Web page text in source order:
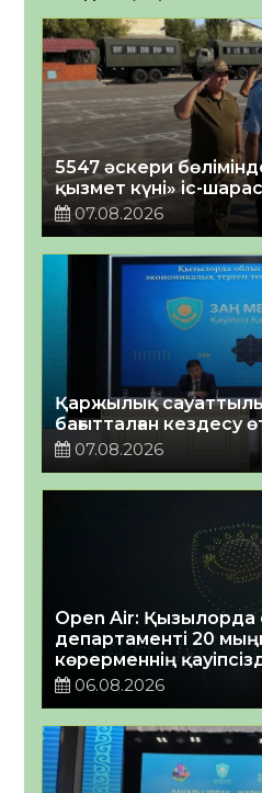
5547 әскери
қызмет күні» іс-
07.08.2026
Қаржылық
бағытталған кездесу
07.08.2026
Open Air:
департаменті 20
көрерменнің
етті06.08.2026